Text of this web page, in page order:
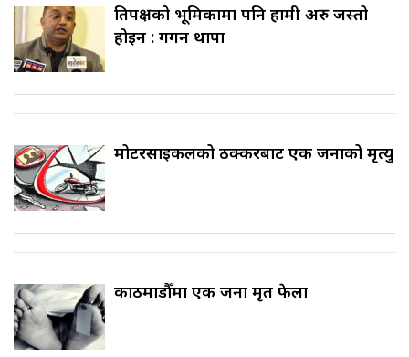
प्रतिपक्षको भूमिकामा पनि हामी अरु जस्तो
होइन : गगन थापा
मोटरसाइकलको ठक्करबाट एक जनाको मृत्यु
काठमाडौँमा एक जना मृत फेला